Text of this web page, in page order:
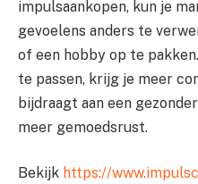
impulsaankopen, kun je
gevoelens anders te
of een hobby op te
te passen, krijg je meer
bijdraagt aan een
meer gemoedsrust.
Bekijk https://